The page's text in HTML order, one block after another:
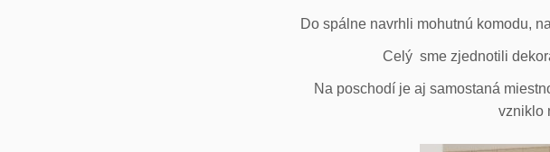
Do spálne navrhli mohutnú komodu,
Celý sme zjednotili
Na poschodí je aj samostaná
vzniklo